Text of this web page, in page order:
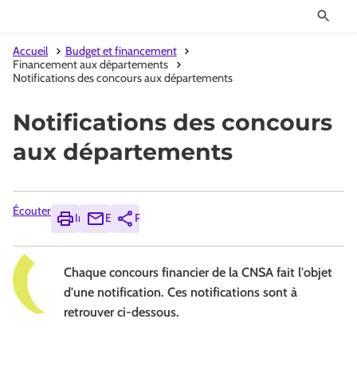
Accueil
Budget et financement
Financement aux départements
Notifications des concours aux départements
Notifications des concours
aux départements
Écouter
ImprimerEnvoyerPartager
Chaque concours financier de la CNSA fait l'objet
d'une notification. Ces notifications sont à
retrouver ci-dessous.